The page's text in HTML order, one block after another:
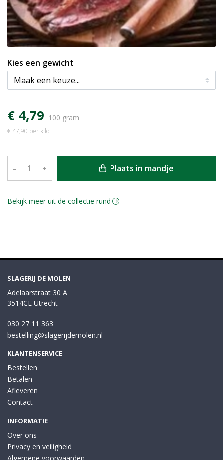
Kies een gewicht
€ 4,79 100 gram
€ 47,90 per kilo
– + Plaats in mandje
Bekijk meer uit de collectie rund
SLAGERIJ DE MOLEN
Adelaarstraat 30 A
3514CE Utrecht
030 27 11 363
bestelling@slagerijdemolen.nl
KLANTENSERVICE
Bestellen
Betalen
Afleveren
Contact
INFORMATIE
Over ons
Privacy en veiligheid
Algemene voorwaarden